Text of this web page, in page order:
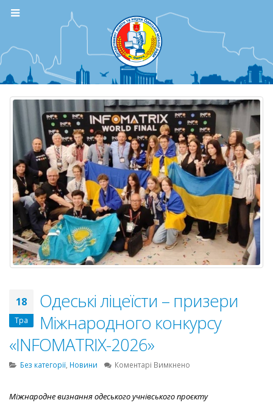
18
Тра
Одеські ліцеїсти – призери
Міжнародного конкурсу
«INFOMATRIX-2026»
Без категорії, Новини Коментарі Вимкнено
–
Міжнародне визнання одеського учнівського проєкту